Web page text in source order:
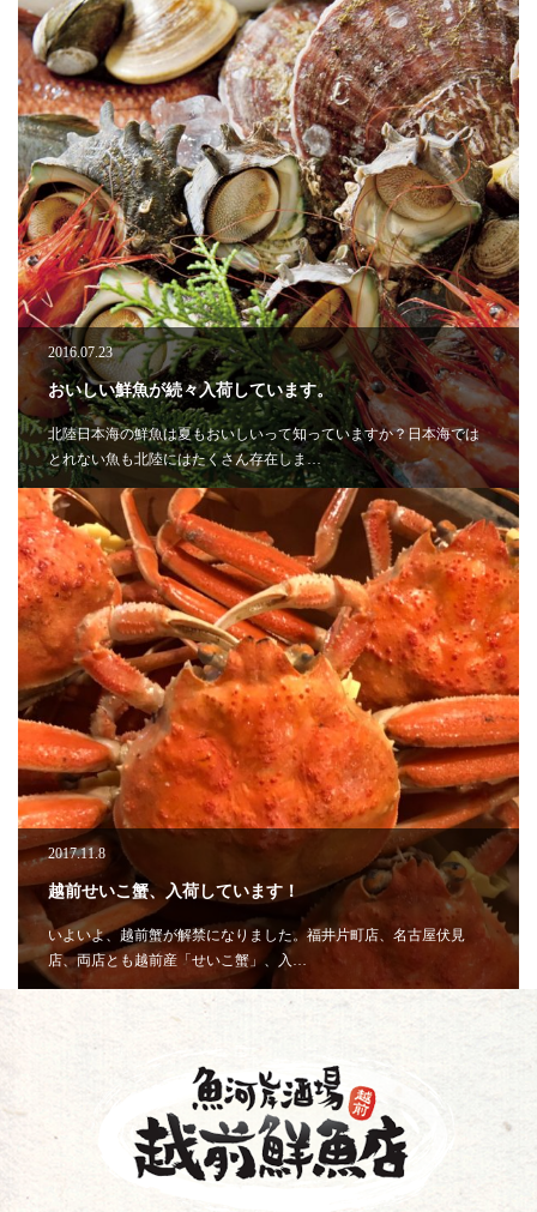
2016.07.23
おいしい鮮魚が続々入荷しています。
北陸日本海の鮮魚は夏もおいしいって知っていますか？日本海では
とれない魚も北陸にはたくさん存在しま…
2017.11.8
越前せいこ蟹、入荷しています！
いよいよ、越前蟹が解禁になりました。福井片町店、名古屋伏見
店、両店とも越前産「せいこ蟹」、入…